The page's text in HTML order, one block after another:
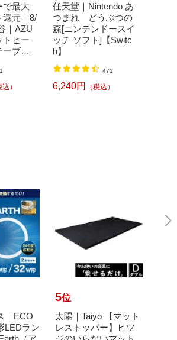
で最大
還元｜8/
｜AZU
トヒー
ーブル
303
1
込）
任天堂｜Nintendo あ
つまれ どうぶつの
森[ニンテンドースイ
ッチ ソフト]【Switc
h】
471
6,240円 （税込）
｜ECO
LEDラン
5位
太陽｜Taiyo 【マット
レストッパー】ヒツ